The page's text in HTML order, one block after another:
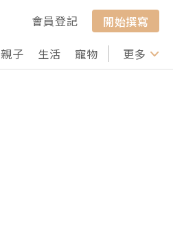
會員登記
開始撰寫
親子 生活 寵物 行山 打卡
更多